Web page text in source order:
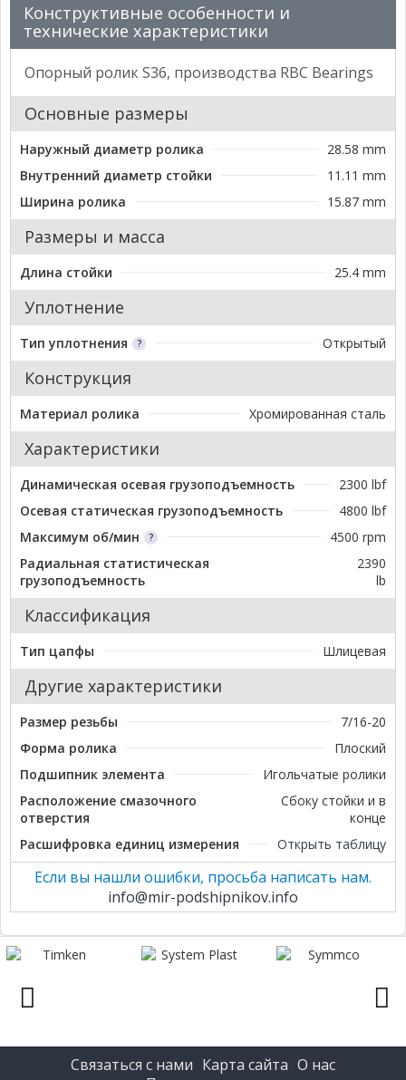
Конструктивные особенности и
технические характеристики
Опорный ролик S36, производства RBC Bearings
Основные размеры
Наружный диаметр ролика
28.58 mm
Внутренний диаметр стойки
11.11 mm
Ширина ролика
15.87 mm
Размеры и масса
Длина стойки 25.4 mm
Уплотнение
Тип уплотнения Открытый
Конструкция
Материал ролика Хромированная сталь
Характеристики
Динамическая осевая грузоподъемность
2300 lbf
Осевая статическая грузоподъемность
4800 lbf
Максимум об/мин
4500 rpm
Радиальная статистическая
грузоподъемность
2390
lb
Классификация
Тип цапфы Шлицевая
Другие характеристики
Размер резьбы
7/16-20
Форма ролика
Плоский
Подшипник элемента
Игольчатые ролики
Расположение смазочного
отверстия
Сбоку стойки и в
конце
Расшифровка единиц измерения
Открыть таблицу
Если вы нашли ошибки, просьба написать нам.
info@mir-podshipnikov.info
Связаться с нами Карта сайта О нас